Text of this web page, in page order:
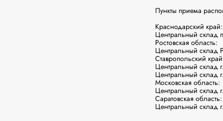
Пункты приема
Краснодарский край:
Центральный
Ростовская область:
Центральный склад
Ставропольский
Центральный склад
Центральный склад
Московская область:
Центральный склад
Саратовская область:
Центральный склад